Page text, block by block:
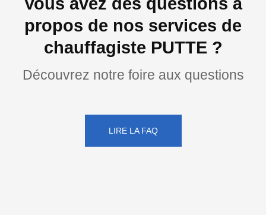
propos de nos services de
chauffagiste PUTTE ?
Découvrez notre foire aux questions
LIRE LA FAQ